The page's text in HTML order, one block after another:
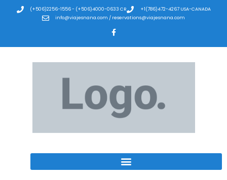
(+506)2256-1556 - (+506)4000-0633 CR
+1(786)472-4267 USA-CANADA
info@viajesnana.com / reservations@viajesnana.com